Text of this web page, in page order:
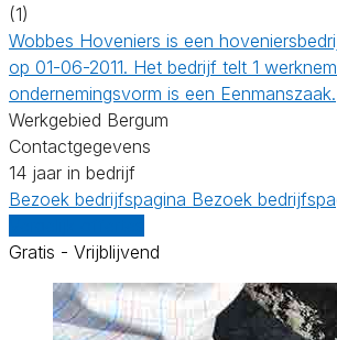
(1)
Wobbes Hoveniers is een
op 01-06-2011. Het bedrijf telt 1
ondernemingsvorm is een Eenmanszaak.
Werkgebied Bergum
Contactgegevens
14 jaar in bedrijf
Bezoek bedrijfspagina Bezoek
Gratis - Vrijblijvend